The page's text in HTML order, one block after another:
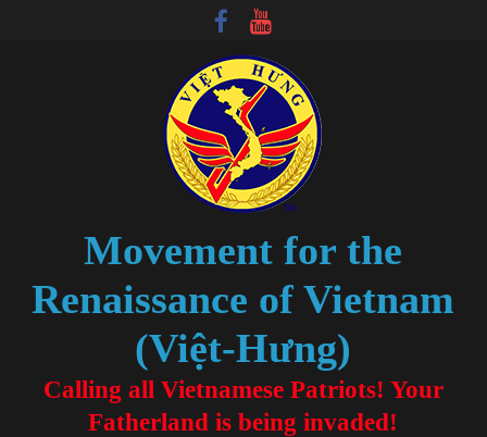
Movement for the
Renaissance of Vietnam
(Việt-Hưng)
Calling all Vietnamese Patriots! Your
Fatherland is being invaded!